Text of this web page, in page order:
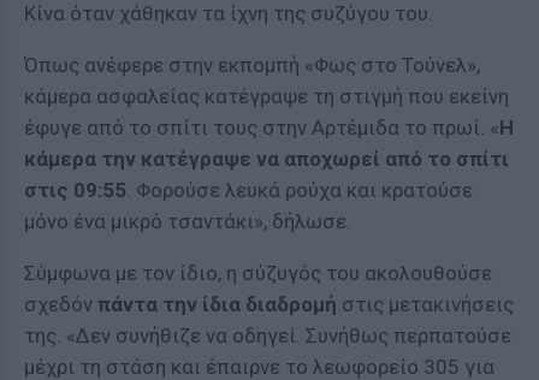
Κίνα όταν χάθηκαν τα ίχνη της συζύγου του.
Όπως ανέφερε στην εκπομπή «Φως στο Τούνελ»,
κάμερα ασφαλείας κατέγραψε τη στιγμή που εκείνη
έφυγε από το σπίτι τους στην Αρτέμιδα το πρωί. «Η
κάμερα την κατέγραψε να αποχωρεί από το σπίτι
στις 09:55. Φορούσε λευκά ρούχα και κρατούσε
μόνο ένα μικρό τσαντάκι», δήλωσε.
Σύμφωνα με τον ίδιο, η σύζυγός του ακολουθούσε
σχεδόν πάντα την ίδια διαδρομή στις μετακινήσεις
της. «Δεν συνήθιζε να οδηγεί. Συνήθως περπατούσε
μέχρι τη στάση και έπαιρνε το λεωφορείο 305 για